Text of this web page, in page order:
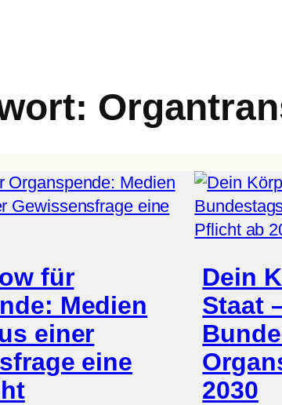
für
Medien
einer
eine
Dein
Staat
2030